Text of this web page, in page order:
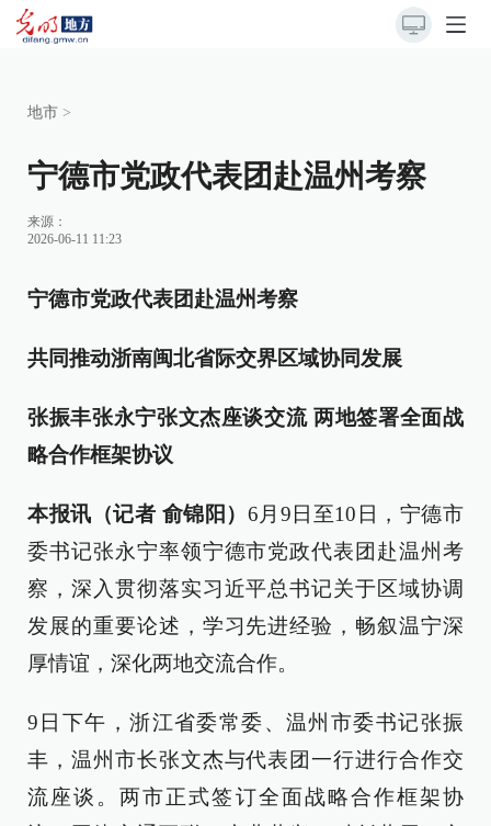
地市 >
宁德市党政代表团赴温州考察
来源：
2026-06-11 11:23
宁德市党政代表团赴温州考察
共同推动浙南闽北省际交界区域协同发展
张振丰张永宁张文杰座谈交流 两地签署全面战
略合作框架协议
本报讯（记者 俞锦阳） 6月9日至10日，宁德市
委书记张永宁率领宁德市党政代表团赴温州考
察，深入贯彻落实习近平总书记关于区域协调
发展的重要论述，学习先进经验，畅叙温宁深
厚情谊，深化两地交流合作。
9日下午，浙江省委常委、温州市委书记张振
丰，温州市长张文杰与代表团一行进行合作交
流座谈。两市正式签订全面战略合作框架协